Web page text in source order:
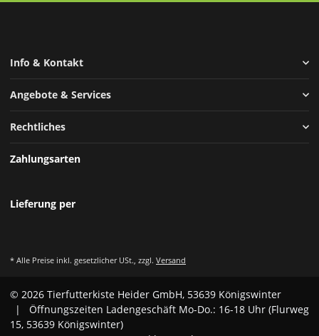
Info & Kontakt
Angebote & Services
Rechtliches
Zahlungsarten
Lieferung per
* Alle Preise inkl. gesetzlicher USt., zzgl. Versand
© 2026 Tierfutterkiste Heider GmbH, 53639 Königswinter
| Öffnungszeiten Ladengeschäft Mo-Do.: 16-18 Uhr (Flurweg
15, 53639 Königswinter)